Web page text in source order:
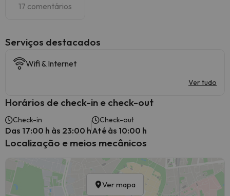
17 comentários
Serviços destacados
Wifi & Internet
Ver tudo
Horários de check-in e check-out
Check-in
Das 17:00 h às 23:00 h
Check-out
Até às 10:00 h
Localização e meios mecânicos
Ver mapa